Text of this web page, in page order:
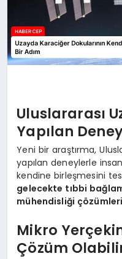
Uluslararası
Yapılan
Yeni bir araştırma,
yapılan deneylerle
kendine birleşmesini
gelecekte tıbbi
mühendisliği
Mikro
Çözüm